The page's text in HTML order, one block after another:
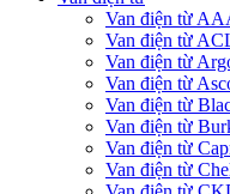
Van điện từ
Van điện từ
Van điện từ
Van điện từ
Van điện từ
Van điện từ
Van điện từ
Van điện từ